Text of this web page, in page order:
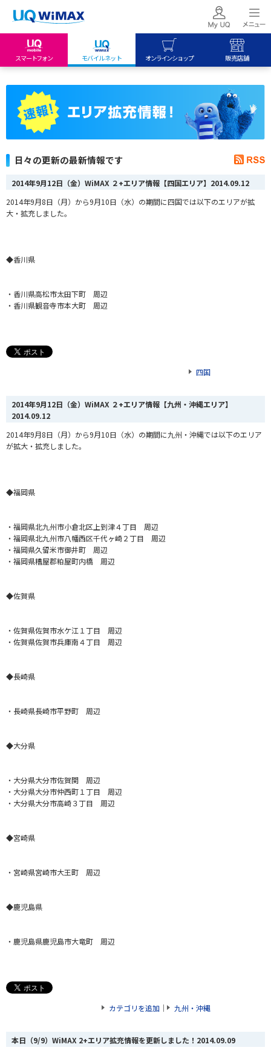
スマートフォン モバイルネット オンラインショップ 販売店舗
My UQ mobile
UQ mobile
UQ WiMAX
UQ WiMAX
日々の更新の最新情報です
2014年9月12日（金）WiMAX ２+エリア情報【四国エリア】 2014.09.12
2014年9月8日（月）から9月10日（水） の期間に四国では以下のエリアが拡
大・拡充しました。
◆香川県
・香川県高松市太田下町 周辺
・香川県観音寺市本大町 周辺
四国
2014年9月12日（金）WiMAX ２+エリア情報【九州・沖縄エリア】
2014.09.12
2014年9月8日（月）から9月10日（水） の期間に九州・沖縄では以下のエリア
が拡大・拡充しました。
◆福岡県
・福岡県北九州市小倉北区上到津４丁目 周辺
・福岡県北九州市八幡西区千代ヶ崎２丁目 周辺
・福岡県久留米市御井町 周辺
・福岡県糟屋郡粕屋町内橋 周辺
◆佐賀県
・佐賀県佐賀市水ケ江１丁目 周辺
・佐賀県佐賀市兵庫南４丁目 周辺
◆長崎県
・長崎県長崎市平野町 周辺
◆大分県
・大分県大分市佐賀関 周辺
・大分県大分市仲西町１丁目 周辺
・大分県大分市高崎３丁目 周辺
◆宮崎県
・宮崎県宮崎市大王町 周辺
◆鹿児島県
・鹿児島県鹿児島市大竜町 周辺
カテゴリを追加 ｜ 九州・沖縄
本日（9/9）WiMAX 2+エリア拡充情報を更新しました！ 2014.09.09